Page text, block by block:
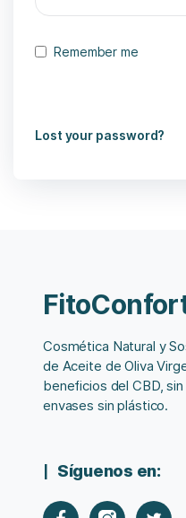
Remember me
Lost your password?
Cosmética Natural y
de Aceite de Oliva
beneficios del CBD,
envases sin plástico.
Síguenos en: